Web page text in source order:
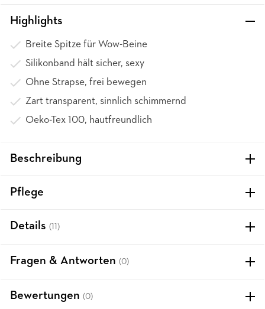
Highlights
Breite Spitze für Wow-Beine
Silikonband hält sicher, sexy
Ohne Strapse, frei bewegen
Zart transparent, sinnlich schimmernd
Oeko-Tex 100, hautfreundlich
Beschreibung
Pflege
Details (11)
Fragen & Antworten (0)
Bewertungen (0)